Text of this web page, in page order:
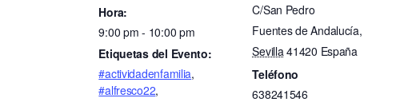
Hora:
9:00 pm - 10:00 pm
Etiquetas del Evento:
#actividadenfamilia,
#alfresco22,
C/San Pedro
Fuentes de Andalucía,
Sevilla41420 España
Teléfono
638241546